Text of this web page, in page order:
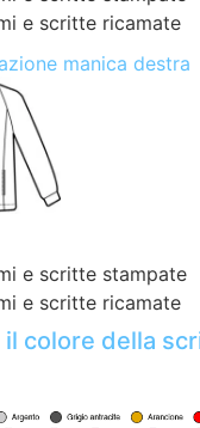
e scritte ricamate
manica destra
e scritte stampate
e scritte ricamate
il colore della